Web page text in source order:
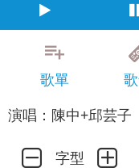
歌單
演唱：陳中+邱芸子
字型